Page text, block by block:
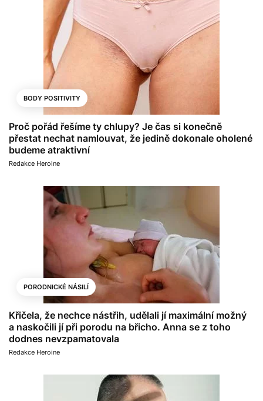
BODY POSITIVITY
Proč pořád řešíme ty chlupy? Je čas si konečně
přestat nechat namlouvat, že jedině dokonale oholené
budeme atraktivní
Redakce Heroine
PORODNICKÉ NÁSILÍ
Křičela, že nechce nástřih, udělali jí maximální možný
a naskočili jí při porodu na břicho. Anna se z toho
dodnes nevzpamatovala
Redakce Heroine